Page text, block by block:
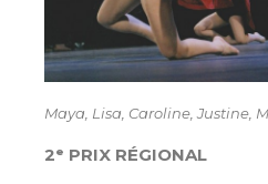
Maya, Lisa, Caroline, Justine,
2ᵉ PRIX RÉGIONAL